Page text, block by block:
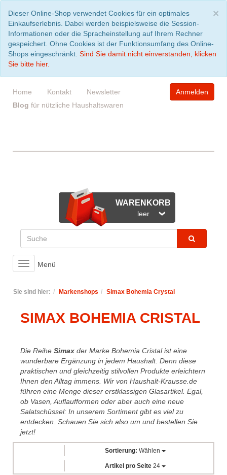
×
Dieser Online-Shop verwendet Cookies für ein optimales
Einkaufserlebnis. Dabei werden beispielsweise die Session-
Informationen oder die Spracheinstellung auf Ihrem Rechner
gespeichert. Ohne Cookies ist der Funktionsumfang des Online-
Shops eingeschränkt. Sind Sie damit nicht einverstanden, klicken
Sie bitte hier.
Home Kontakt
Newsletter
Blog für nützliche Haushaltswaren
Anmelden
WARENKORB
leer
Toggle
navigation
Menü
Sie sind hier: Markenshops Simax Bohemia Crystal
SIMAX BOHEMIA CRISTAL
Die Reihe Simax der Marke Bohemia Cristal ist eine
wunderbare Ergänzung in jedem Haushalt. Denn diese
praktischen und gleichzeitig stilvollen Produkte erleichtern
Ihnen den Alltag immens. Wir von Haushalt-Krausse.de
führen eine Menge dieser erstklassigen Glasartikel. Egal,
ob Vasen, Auflaufformen oder aber auch eine neue
Salatschüssel: In unserem Sortiment gibt es viel zu
entdecken. Schauen Sie sich also um und bestellen Sie
jetzt!
Sortierung: Wählen
Artikel pro Seite 24